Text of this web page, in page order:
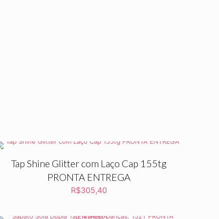
Tap Shine Glitter com Laço Cap 155tg
PRONTA ENTREGA
R$305,40